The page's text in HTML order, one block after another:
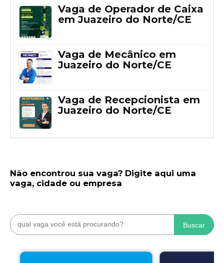
Vaga de Operador de Caixa
em Juazeiro do Norte/CE
Vaga de Mecânico em
Juazeiro do Norte/CE
Vaga de Recepcionista em
Juazeiro do Norte/CE
Não encontrou sua vaga? Digite aqui uma
vaga, cidade ou empresa
Buscar